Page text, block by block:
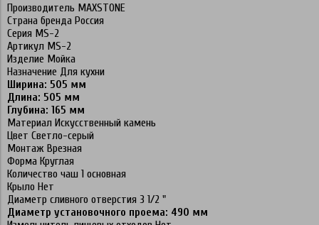
Производитель MAXSTONE
Страна бренда Россия
Серия MS-2
Артикул MS-2
Изделие Мойка
Назначение Для кухни
Ширина: 505 мм
Длина: 505 мм
Глубина: 165 мм
Материал Искусственный камень
Цвет Светло-серый
Монтаж Врезная
Форма Круглая
Количество чаш 1 основная
Крыло Нет
Диаметр сливного отверстия 3 1/2 "
Диаметр установочного проема: 490 мм